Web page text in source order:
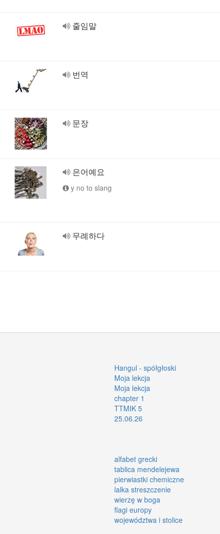
줄임말
번역
문장
은어예요
y no to slang
무례하다
Hangul - spółgłoski
Moja lekcja
Moja lekcja
chapter 1
TTMIK 5
25.06.26
alfabet grecki
tablica mendelejewa
pierwiastki chemiczne
lalka streszczenie
wierzę w boga
flagi europy
województwa i stolice